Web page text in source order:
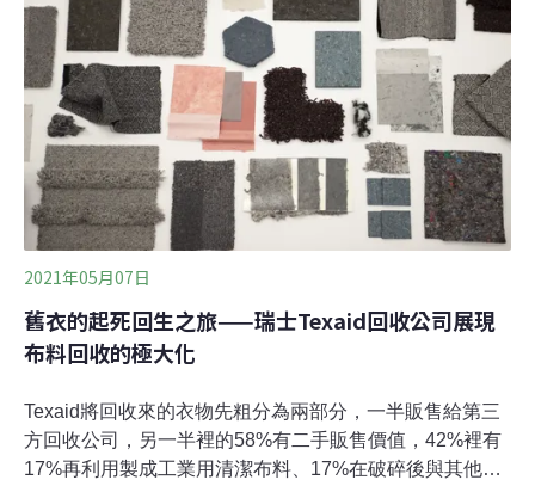
賣12元，現在只剩1.5元。湯劍雄估計，再三、四年就要把
台北市僅存的200多個回收箱陸續收掉，結束舊衣回收業
務。來到光仁社會福利基金會的二手商品館，二手衣是銷
路最好的品項，占了店內一半營業額，提供不少弱勢族群
穩定的工作，但光靠基金會幾家二手商店，消
2021年05月07日
舊衣的起死回生之旅——瑞士Texaid回收公司展現
布料回收的極大化
Texaid將回收來的衣物先粗分為兩部分，一半販售給第三
方回收公司，另一半裡的58%有二手販售價值，42%裡有
17%再利用製成工業用清潔布料、17%在破碎後與其他紡